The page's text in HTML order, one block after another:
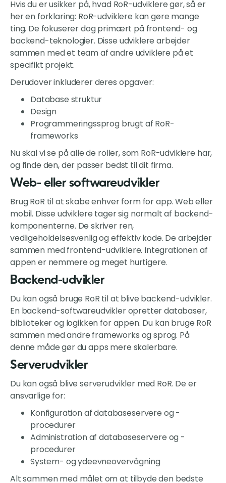
Hvis du er usikker på, hvad RoR-udviklere gør, så er
her en forklaring: RoR-udviklere kan gøre mange
ting. De fokuserer dog primært på frontend- og
backend-teknologier. Disse udviklere arbejder
sammen med et team af andre udviklere på et
specifikt projekt.
Derudover inkluderer deres opgaver:
Database struktur
Design
Programmeringssprog brugt af RoR-
frameworks
Nu skal vi se på alle de roller, som RoR-udviklere har,
og finde den, der passer bedst til dit firma.
Web- eller softwareudvikler
Brug RoR til at skabe enhver form for app. Web eller
mobil. Disse udviklere tager sig normalt af backend-
komponenterne. De skriver ren,
vedligeholdelsesvenlig og effektiv kode. De arbejder
sammen med frontend-udviklere. Integrationen af
appen er nemmere og meget hurtigere.
Backend-udvikler
Du kan også bruge RoR til at blive backend-udvikler.
En backend-softwareudvikler opretter databaser,
biblioteker og logikken for appen. Du kan bruge RoR
sammen med andre frameworks og sprog. På
denne måde gør du apps mere skalerbare.
Serverudvikler
Du kan også blive serverudvikler med RoR. De er
ansvarlige for:
Konfiguration af databaseservere og -
procedurer
Administration af databaseservere og -
procedurer
System- og ydeevneovervågning
Alt sammen med målet om at tilbyde den bedste